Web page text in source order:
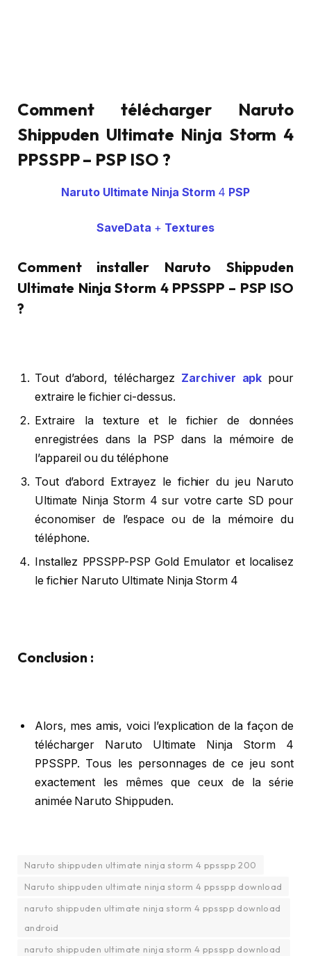
Comment télécharger Naruto
Shippuden Ultimate Ninja Storm 4
PPSSPP – PSP ISO ?
Naruto Ultimate Ninja Storm 4 PSP
SaveData + Textures
Comment installer Naruto Shippuden
Ultimate Ninja Storm 4 PPSSPP – PSP ISO
?
Tout d’abord, téléchargez Zarchiver apk pour
extraire le fichier ci-dessus.
Extraire la texture et le fichier de données
enregistrées dans la PSP dans la mémoire de
l’appareil ou du téléphone
Tout d’abord Extrayez le fichier du jeu Naruto
Ultimate Ninja Storm 4 sur votre carte SD pour
économiser de l’espace ou de la mémoire du
téléphone.
Installez PPSSPP-PSP Gold Emulator et localisez
le fichier Naruto Ultimate Ninja Storm 4
Conclusion :
Alors, mes amis, voici l’explication de la façon de
télécharger Naruto Ultimate Ninja Storm 4
PPSSPP. Tous les personnages de ce jeu sont
exactement les mêmes que ceux de la série
animée Naruto Shippuden.
Naruto shippuden ultimate ninja storm 4 ppsspp 200
Naruto shippuden ultimate ninja storm 4 ppsspp download
naruto shippuden ultimate ninja storm 4 ppsspp download
android
naruto shippuden ultimate ninja storm 4 ppsspp download